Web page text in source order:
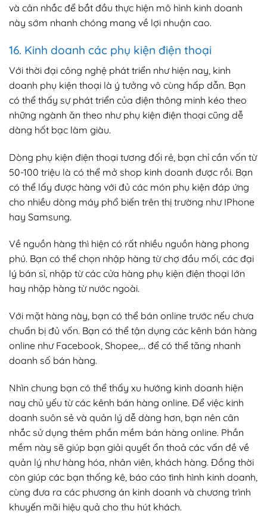
và cân nhắc để bắt đầu thực hiện mô hình kinh doanh
này sớm nhanh chóng mang về lợi nhuận cao.
16. Kinh doanh các phụ kiện điện thoại
Với thời đại công nghệ phát triển như hiện nay, kinh
doanh phụ kiện thoại là ý tưởng vô cùng hấp dẫn. Bạn
có thể thấy sự phát triển của điện thông minh kéo theo
những ngành ăn theo như phụ kiện điện thoại cũng dễ
dàng hốt bạc làm giàu.
Dòng phụ kiện điện thoại tương đối rẻ, bạn chỉ cần vốn từ
50-100 triệu là có thể mở shop kinh doanh được rồi. Bạn
có thể lấy được hàng với đủ các món phụ kiện đáp ứng
cho nhiều dòng máy phổ biến trên thị trường như IPhone
hay Samsung.
Về nguồn hàng thì hiện có rất nhiều nguồn hàng phong
phú. Bạn có thể chọn nhập hàng từ chợ đầu mối, các đại
lý bán sỉ, nhập từ các cửa hàng phụ kiện điện thoại lớn
hay nhập hàng từ nước ngoài.
Với mặt hàng này, bạn có thể bán online trước nếu chưa
chuẩn bị đủ vốn. Bạn có thể tận dụng các kênh bán hàng
online như Facebook, Shopee,… để có thể tăng nhanh
doanh số bán hàng.
Nhìn chung bạn có thể thấy xu hướng kinh doanh hiện
nay chủ yếu từ các kênh bán hàng online. Để việc kinh
doanh suôn sẻ và quản lý dễ dàng hơn, bạn nên cân
nhắc sử dụng thêm phần mềm bán hàng online. Phần
mềm này sẽ giúp bạn giải quyết ổn thoả các vấn đề về
quản lý như hàng hóa, nhân viên, khách hàng. Đồng thời
còn giúp các bạn thống kê, báo cáo tình hình kinh doanh,
cùng đưa ra các phương án kinh doanh và chương trình
khuyến mãi hiệu quả cho thu hút khách.